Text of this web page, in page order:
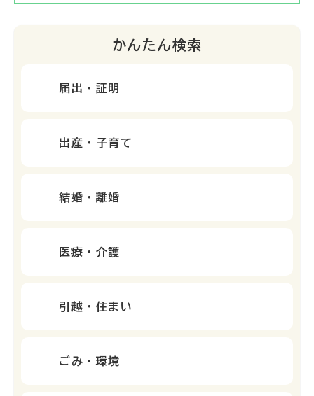
かんたん検索
届出・証明
出産・子育て
結婚・離婚
医療・介護
引越・住まい
ごみ・環境